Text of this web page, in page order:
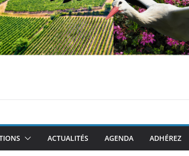
ACTUALITÉS AGENDA ADHÉREZ